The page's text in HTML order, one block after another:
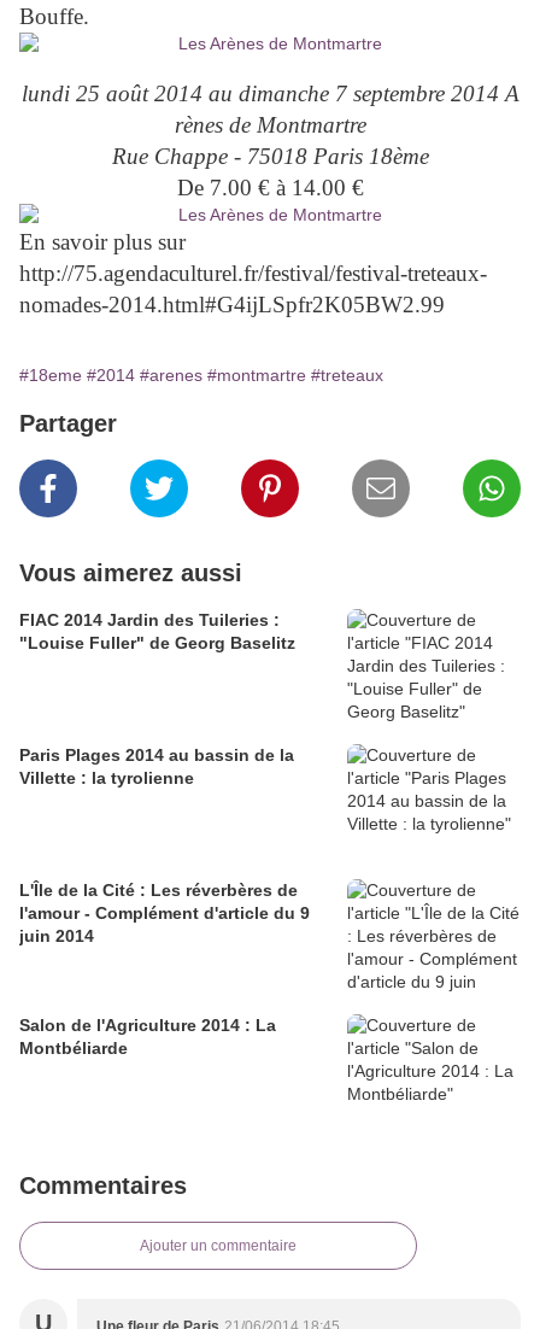
Bouffe.
lundi 25 août 2014 au dimanche 7 septembre 2014 A
rènes de Montmartre
Rue Chappe - 75018 Paris 18ème
De 7.00 € à 14.00 €
En savoir plus sur
http://75.agendaculturel.fr/festival/festival-treteaux-
nomades-2014.html#G4ijLSpfr2K05BW2.99
#18eme #2014 #arenes #montmartre #treteaux
Partager
Vous aimerez aussi
FIAC 2014 Jardin des Tuileries :
"Louise Fuller" de Georg Baselitz
Paris Plages 2014 au bassin de la
Villette : la tyrolienne
L'Île de la Cité : Les réverbères de
l'amour - Complément d'article du 9
juin 2014
Salon de l'Agriculture 2014 : La
Montbéliarde
Commentaires
Ajouter un commentaire
U